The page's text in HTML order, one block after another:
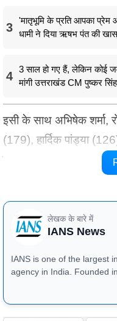
3
'मातृभूमि के प्रति आपका प्रेम
धामी ने दिया ऋषभ पंत की
4
3 साल हो गए हैं, लेकिन कोई
मांगी उत्तराखंड CM पुष्कर
इसी के साथ अभिषेक शर्मा,
(179), हार्दिक पांड्या
टी20 अंतरराष्ट्रीय
लेखक के बारे में
IANS News
IANS is one of the largest
agency in India. Founded
publisher Gopal Raju as